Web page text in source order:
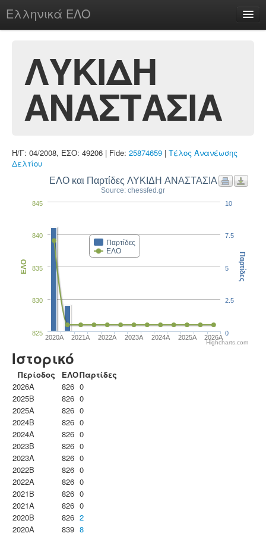
Ελληνικά ΕΛΟ
chesstu.be @ discord
Login
ΛΥΚΙΔΗ
ΑΝΑΣΤΑΣΙΑ
Η/Γ: 04/2008, ΕΣΟ: 49206 | Fide: 25874659 | Τέλος Ανανέωσης
Δελτίου
ΕΛΟ και Παρτίδες ΛΥΚΙΔΗ ΑΝΑΣΤΑΣΙΑ
Source: chessfed.gr
Παρτίδες
ΕΛΟ
2020A 2021A 2022A 2023Α 2024A 2025A 2026A
825
830
835
840
845
ΕΛΟ
0
10
2.5
5
7.5
Παρτίδες
Highcharts.com
Ιστορικό
Περίοδος ΕΛΟΠαρτίδες
2026A
826 0
2025B
826 0
2025A
826 0
2024B
826 0
2024A
826 0
2023B
826 0
2023Α
826 0
2022B
826 0
2022A
826 0
2021B
826 0
2021A
826 0
2020B
826 2
2020A
839 8